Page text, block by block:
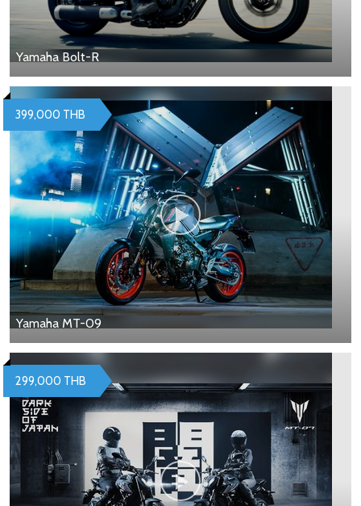
Yamaha Bolt-R
Yamaha MT-09
399,000 THB
299,000 THB